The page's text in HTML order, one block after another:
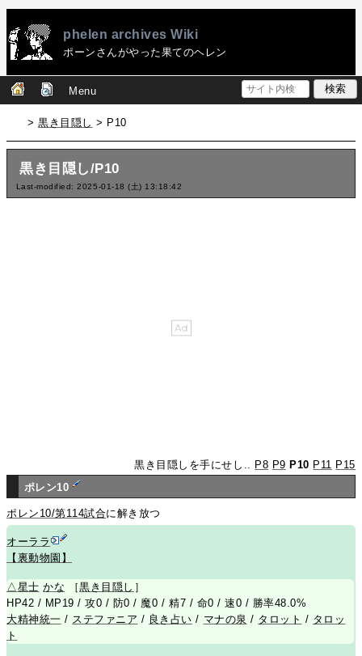
phelen archives Wiki
ポーンさんがやった果てのヘレン
Menu
>黒き目隠し > P10
黒き目隠し/P10
Last-modified: 2025-01-18 (土) 13:18:42
黒き目隠しを手にせし.. P8 P9 P10 P11 P15
ポレン10
ポレン10/第114試合に解き放つ
オーララ
【裏動物園】
△星士 かな ［黒き目隠し ］
HP42 / MP19 / 攻0 / 防0 / 魔0 / 精7 / 命0 / 速0 / 勝率48.0%
大精神統一 / ステファニア / 良き占い / マナの泉 / タロット / タロッ
ト